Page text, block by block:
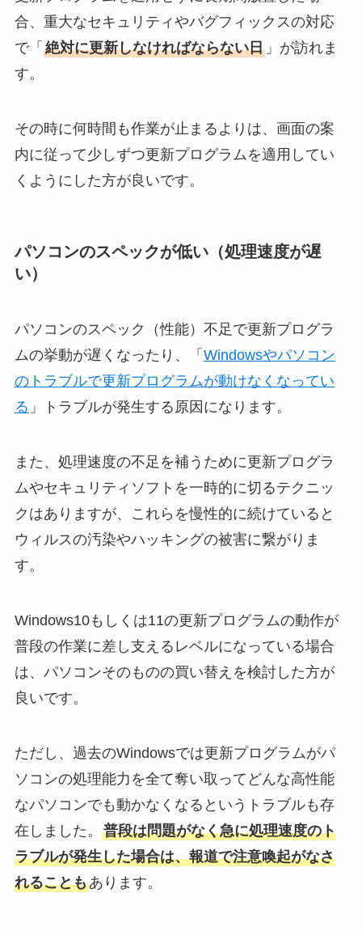
合、重大なセキュリティやバグフィックスの対応
で「 絶対に更新しなければならない日」が訪れま
す。
その時に何時間も作業が止まるよりは、画面の案
内に従って少しずつ更新プログラムを適用してい
くようにした方が良いです。
パソコンのスペックが低い（処理速度が遅
い）
パソコンのスペック（性能）不足で更新プログラ
ムの挙動が遅くなったり、「 Windowsやパソコン
のトラブルで更新プログラムが動けなくなってい
る 」トラブルが発生する原因になります。
また、処理速度の不足を補うために更新プログラ
ムやセキュリティソフトを一時的に切るテクニッ
クはありますが、これらを慢性的に続けていると
ウィルスの汚染やハッキングの被害に繋がりま
す。
Windows10もしくは11の更新プログラムの動作が
普段の作業に差し支えるレベルになっている場合
は、パソコンそのものの買い替えを検討した方が
良いです。
ただし、過去のWindowsでは更新プログラムがパ
ソコンの処理能力を全て奪い取ってどんな高性能
なパソコンでも動かなくなるというトラブルも存
在しました。 普段は問題がなく急に処理速度のト
ラブルが発生した場合は、報道で注意喚起がなさ
れることもあります。